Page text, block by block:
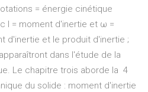
= énergie cinétique
I = moment d'inertie et ω =
d'inertie et le produit d'inertie ;
dans l'étude de la
Le chapitre trois aborde la 4
du solide : moment d'inertie